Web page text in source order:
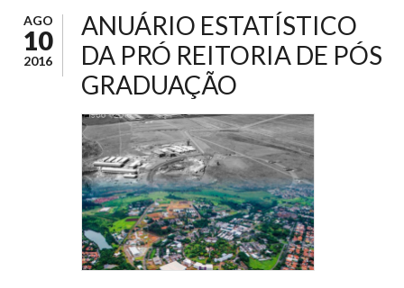
AGO
10
2016
ANUÁRIO ESTATÍSTICO
DA PRÓ REITORIA DE PÓS
GRADUAÇÃO